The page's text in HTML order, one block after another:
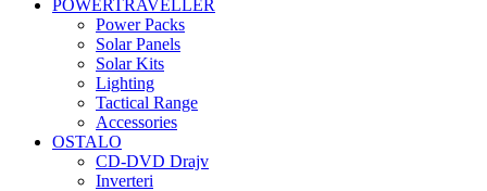
POWERTRAVELLER
Power Packs
Solar Panels
Solar Kits
Lighting
Tactical Range
Accessories
OSTALO
CD-DVD Drajv
Inverteri